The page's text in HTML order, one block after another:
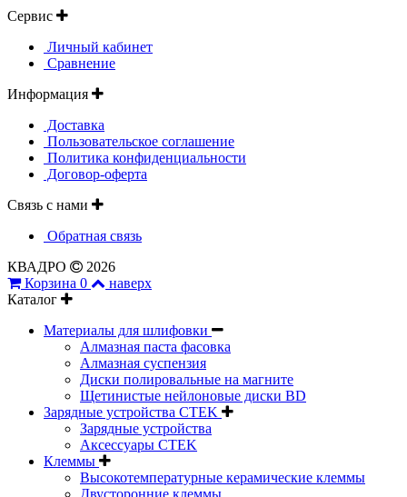
Сервис
Личный кабинет
Сравнение
Информация
Доставка
Пользовательское соглашение
Политика конфиденциальности
Договор-оферта
Связь с нами
Обратная связь
КВАДРО
2026
Корзина 0
наверх
Каталог
Материалы для шлифовки
Алмазная паста фасовка
Алмазная суспензия
Диски полировальные на магните
Щетинистые нейлоновые диски BD
Зарядные устройства CTEK
Зарядные устройства
Аксессуары CTEK
Клеммы
Высокотемпературные керамические клеммы
Двусторонние клеммы